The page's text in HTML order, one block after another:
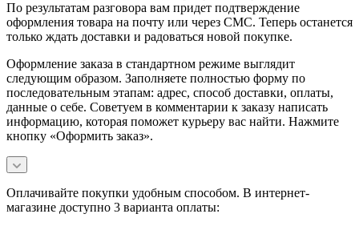
По результатам разговора вам придет подтверждение
оформления товара на почту или через СМС. Теперь останется
только ждать доставки и радоваться новой покупке.
Оформление заказа в стандартном режиме выглядит
следующим образом. Заполняете полностью форму по
последовательным этапам: адрес, способ доставки, оплаты,
данные о себе. Советуем в комментарии к заказу написать
информацию, которая поможет курьеру вас найти. Нажмите
кнопку «Оформить заказ».
Оплачивайте покупки удобным способом. В интернет-
магазине доступно 3 варианта оплаты: